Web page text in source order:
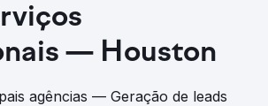
— Houston
agências — Geração de leads